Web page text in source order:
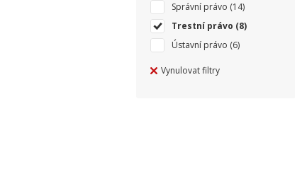
Správní právo (14)
Trestní právo (8)
Ústavní právo (6)
Vynulovat filtry